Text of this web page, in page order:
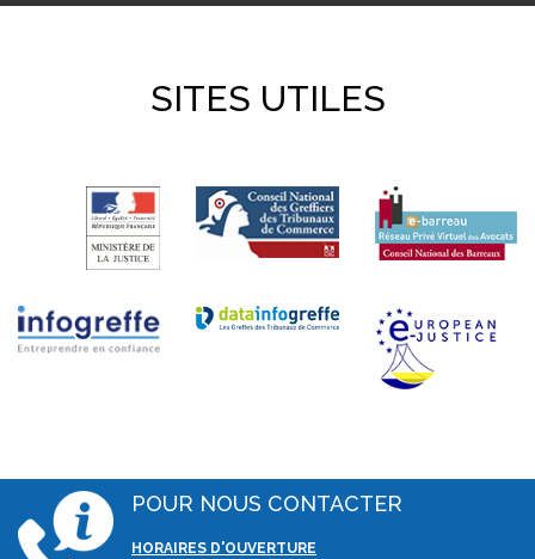
SITES UTILES
POUR NOUS CONTACTER
HORAIRES D'OUVERTURE